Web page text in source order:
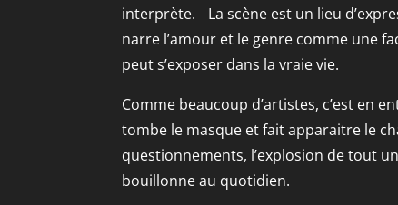
interprète. La scène est un lieu
narre l’amour et le genre comme une
peut s’exposer dans la vraie vie.
Comme beaucoup d’artistes, c’est en
tombe le masque et fait apparaitre le
questionnements, l’explosion de tout
bouillonne au quotidien.